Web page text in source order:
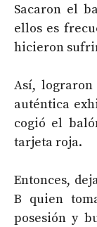
Sacaron el
ellos es
hicieron
Así,
auténtica
cogió el
tarjeta roja.
Entonces,
B quien
posesión y